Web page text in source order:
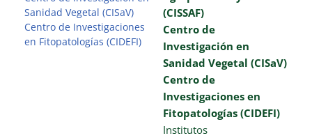
Sanidad Vegetal (CISaV)
Centro de Investigaciones
en Fitopatologías (CIDEFI)
(CISSAF)
Centro de
Investigación en
Sanidad Vegetal (CISaV)
Centro de
Investigaciones en
Fitopatologías (CIDEFI)
Institutos